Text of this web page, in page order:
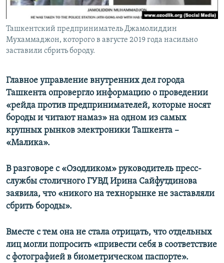
Ташкентский предприниматель Джамолиддин
Мухаммаджон, которого в августе 2019 года насильно
заставили сбрить бороду.
Главное управление внутренних дел города
Ташкента опровергло информацию о проведении
«рейда против предпринимателей, которые носят
бороды и читают намаз» на одном из самых
крупных рынков электроники Ташкента –
«Малика».
В разговоре с «Озодликом» руководитель пресс-
службы столичного ГУВД Ирина Сайфутдинова
заявила, что «никого на технорынке не заставляли
сбрить бороды».
Вместе с тем она не стала отрицать, что отдельных
лиц могли попросить «привести себя в соответствие
с фотографией в биометрическом паспорте».